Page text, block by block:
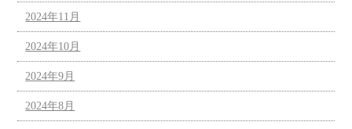
2024年11月
2024年10月
2024年9月
2024年8月